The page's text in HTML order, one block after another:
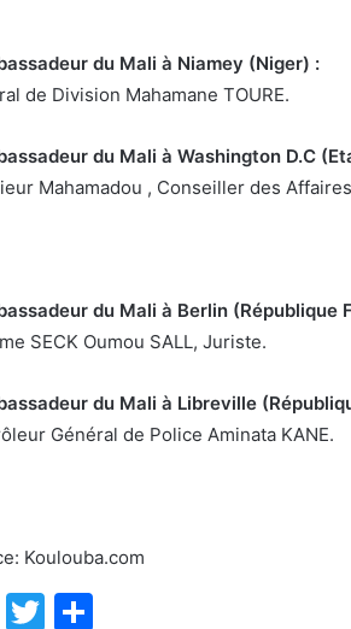
du Mali à Niamey (Niger) :
de Division Mahamane TOURE.
du Mali à Washington D.C
Mahamadou , Conseiller des
du Mali à Berlin (République
SECK Oumou SALL, Juriste.
du Mali à Libreville
Général de Police Aminata KANE.
Koulouba.com
F
T